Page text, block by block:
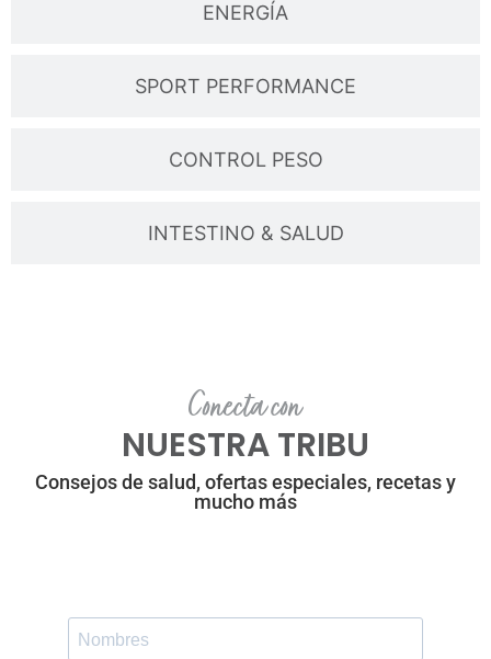
ENERGÍA
SPORT PERFORMANCE
CONTROL PESO
INTESTINO & SALUD
Conecta con
NUESTRA TRIBU
Consejos de salud, ofertas especiales, recetas y
mucho más